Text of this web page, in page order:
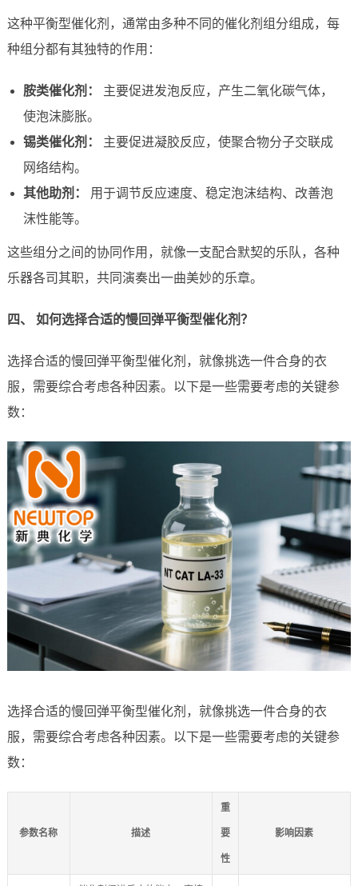
这种平衡型催化剂，通常由多种不同的催化剂组分组成，每
种组分都有其独特的作用：
胺类催化剂：
主要促进发泡反应，产生二氧化碳气体，
使泡沫膨胀。
锡类催化剂：
主要促进凝胶反应，使聚合物分子交联成
网络结构。
其他助剂：
用于调节反应速度、稳定泡沫结构、改善泡
沫性能等。
这些组分之间的协同作用，就像一支配合默契的乐队，各种
乐器各司其职，共同演奏出一曲美妙的乐章。
四、 如何选择合适的慢回弹平衡型催化剂？
选择合适的慢回弹平衡型催化剂，就像挑选一件合身的衣
服，需要综合考虑各种因素。以下是一些需要考虑的关键参
数：
选择合适的慢回弹平衡型催化剂，就像挑选一件合身的衣
服，需要综合考虑各种因素。以下是一些需要考虑的关键参
数：
参数名称 描述
重
要
性
影响因素